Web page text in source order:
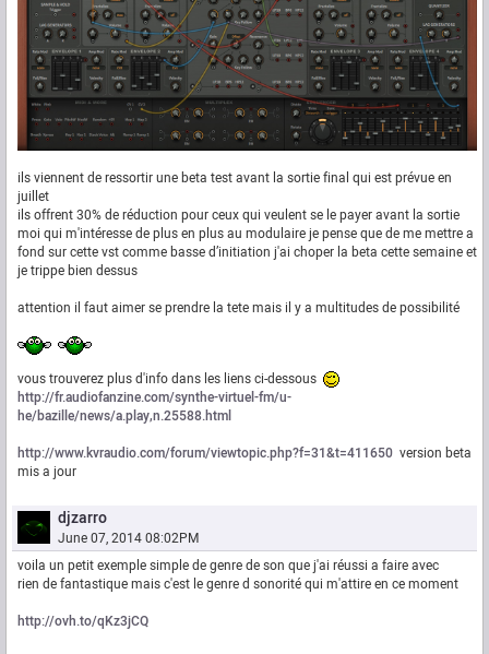
ils viennent de ressortir une beta test avant la sortie final qui est prévue en
juillet
ils offrent 30% de réduction pour ceux qui veulent se le payer avant la sortie
moi qui m'intéresse de plus en plus au modulaire je pense que de me mettre a
fond sur cette vst comme basse d’initiation j'ai choper la beta cette semaine et
je trippe bien dessus
attention il faut aimer se prendre la tete mais il y a multitudes de possibilité
vous trouverez plus d'info dans les liens ci-dessous
http://fr.audiofanzine.com/synthe-virtuel-fm/u-
he/bazille/news/a.play,n.25588.html
http://www.kvraudio.com/forum/viewtopic.php?f=31&t=411650 version beta
mis a jour
djzarro
June 07, 2014 08:02PM
voila un petit exemple simple de genre de son que j'ai réussi a faire avec
rien de fantastique mais c'est le genre d sonorité qui m'attire en ce moment
http://ovh.to/qKz3jCQ